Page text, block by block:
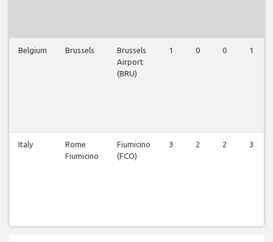
Belgium Brussels
Brussels
Airport
(BRU)
1 0 0 1
Italy
Rome
Fiumicino
Fiumicino
(FCO)
3 2 2 3